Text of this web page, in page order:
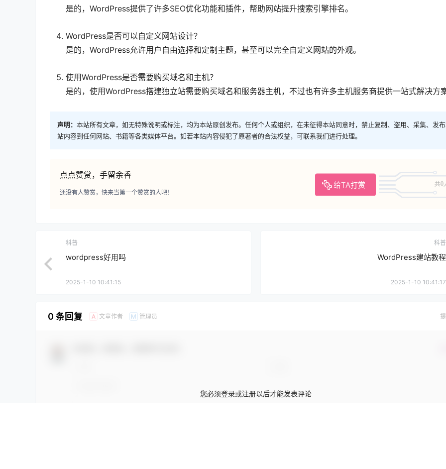
是的，WordPress提供了许多SEO优化功能和插件，帮助网站提升搜索引擎排名。
WordPress是否可以自定义网站设计？
是的，WordPress允许用户自由选择和定制主题，甚至可以完全自定义网站的外观。
使用WordPress是否需要购买域名和主机？
是的，使用WordPress搭建独立站需要购买域名和服务器主机，不过也有许多主机服务商提供一站式解决方
声明： 本站所有文章，如无特殊说明或标注，均为本站原创发布。任何个人或组织，在未征得本站同意时，禁止复制、盗用、采集、发
站内容到任何网站、书籍等各类媒体平台。如若本站内容侵犯了原著者的合法权益，可联系我们进行处理。
点点赞赏，手留余香
给TA打赏 共0
还没有人赞赏，快来当第一个赞赏的人吧！
科普
wordpress好用吗
2025-1-10 10:41:15
科普
WordPress建站教程
2025-1-10 10:41:17
0 条回复 A 文章作者 M 管理员
您必须登录或注册以后才能发表评论